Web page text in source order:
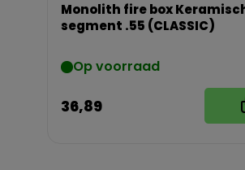
Monolith fire box
segment .55 (CLASSIC)
Op voorraad
36,89